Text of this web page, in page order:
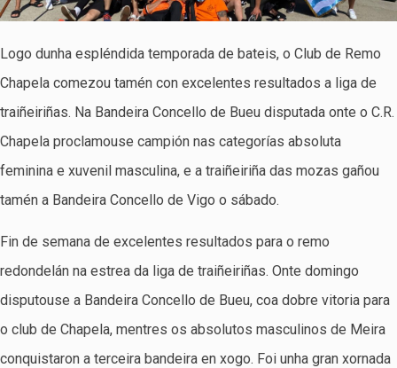
Logo dunha espléndida temporada de bateis, o Club de Remo
Chapela comezou tamén con excelentes resultados a liga de
traiñeiriñas. Na Bandeira Concello de Bueu disputada onte o C.R.
Chapela proclamouse campión nas categorías absoluta
feminina e xuvenil masculina, e a traiñeiriña das mozas gañou
tamén a Bandeira Concello de Vigo o sábado.
Fin de semana de excelentes resultados para o remo
redondelán na estrea da liga de traiñeiriñas. Onte domingo
disputouse a Bandeira Concello de Bueu, coa dobre vitoria para
o club de Chapela, mentres os absolutos masculinos de Meira
conquistaron a terceira bandeira en xogo. Foi unha gran xornada